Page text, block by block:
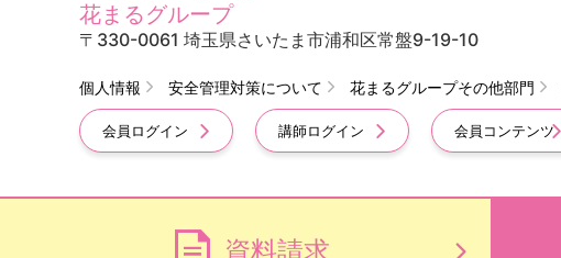
花まるグループ
〒330-0061 埼玉県さいたま市浦和区常盤9-19-10
個人情報 安全管理対策について 花まるグループその他部門
会員ログイン 講師ログイン 会員コンテンツ
資料請求